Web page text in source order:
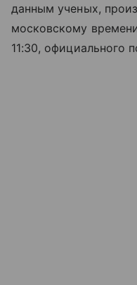
данным ученых,
московскому
11:30, официального